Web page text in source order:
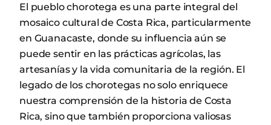
El pueblo chorotega es una parte integral del
mosaico cultural de Costa Rica, particularmente
en Guanacaste, donde su influencia aún se
puede sentir en las prácticas agrícolas, las
artesanías y la vida comunitaria de la región. El
legado de los chorotegas no solo enriquece
nuestra comprensión de la historia de Costa
Rica, sino que también proporciona valiosas